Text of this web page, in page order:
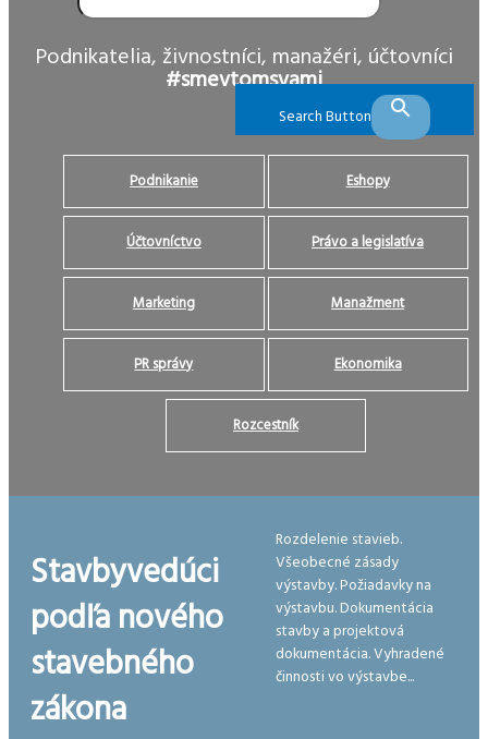
Search Button
Podnikatelia, živnostníci, manažéri, účtovníci
#smevtomsvami
Podnikanie Eshopy
Účtovníctvo Právo a legislatíva
Marketing Manažment
PR správy Ekonomika
Rozcestník
Stavbyvedúci
podľa nového
stavebného
zákona
Rozdelenie stavieb.
Všeobecné zásady
výstavby. Požiadavky na
výstavbu. Dokumentácia
stavby a projektová
dokumentácia. Vyhradené
činnosti vo výstavbe...